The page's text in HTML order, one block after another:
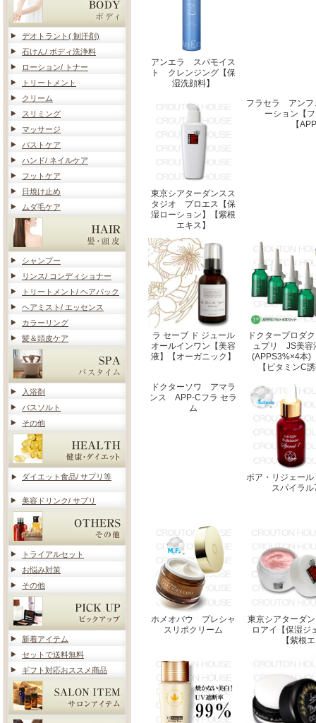
デオトラント( 制汗剤)
石けん/ ボディ洗浄料
ローション/ トナー
トリートメント
クリーム
スリミング
マッサージ
バストケア
ハンド/ ネイルケア
フットケア
日焼け止め
ムダ毛ケア
シャンプー
リンス/ コンディショナー
トリートメント/ ヘアパック
ヘアミスト/ エッセンス
カラーリング
髪＆頭皮ケア
入浴剤
バスソルト
その他
ダイエット食品/ サプリ等
美容ドリンク/ サプリ
トライアルセット
お悩み対策
その他
新着アイテム
セットで送料無料
ギフト対応おススメ商品
アンエラ スパモイス
ト クレンジング【保
湿洗顔料】
東京シアターダンスス
タジオ プロエス【保
湿ローション】【紫根
エキス】
フラセラ アンフ
ーション【
【
ラ セーブ ド ジュール
オールインワン【美容
液】【オーガニック】
ドクタープロダ
ュプリ JS美
(APPS3%×4本)
【ビタミンC
ドクターソワ アマラ
ンス APP-Cフラ セラ
ム
ボア・リジェー
スパイラ
ホメオバウ プレシャ
スリポクリーム
東京シアターダ
ロアイ【保湿ジ
【紫根